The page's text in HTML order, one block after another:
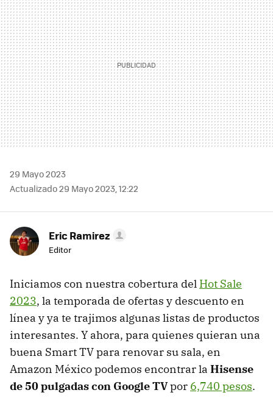
29 Mayo 2023
Actualizado 29 Mayo 2023, 12:22
Eric Ramirez
Editor
Iniciamos con nuestra cobertura del Hot Sale
2023, la temporada de ofertas y descuento en
línea y ya te trajimos algunas listas de productos
interesantes. Y ahora, para quienes quieran una
buena Smart TV para renovar su sala, en
Amazon México podemos encontrar la Hisense
de 50 pulgadas con Google TVpor 6,740 pesos.